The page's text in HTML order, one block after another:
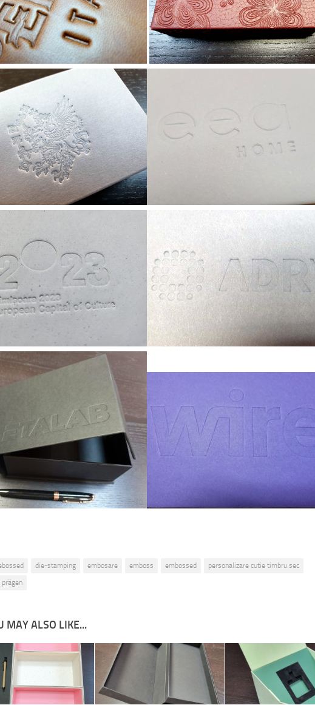
die-stamping embosare emboss embossed
personalizare cutie timbru sec
MAY ALSO LIKE...